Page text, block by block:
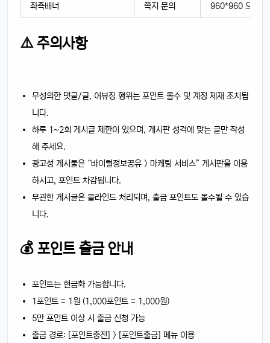
좌측배너 쪽지 문의 960*960 으로
⚠️ 주의사항
무성의한 댓글/글, 어뷰징 행위는 포인트 몰수 및 계정 제재 조치됩
니다.
하루 1~2회 게시글 제한이 있으며, 게시판 성격에 맞는 글만 작성
해 주세요.
광고성 게시물은 “바이럴정보공유 > 마케팅 서비스” 게시판을 이용
하시고, 포인트 차감됩니다.
무관한 게시글은 블라인드 처리되며, 출금 포인트도 몰수될 수 있습
니다.
💰 포인트 출금 안내
포인트는 현금화 가능합니다.
1포인트 = 1원 (1,000포인트 = 1,000원)
5만 포인트 이상 시 출금 신청 가능
출금 경로: [포인트충전] > [포인트출금] 메뉴 이용